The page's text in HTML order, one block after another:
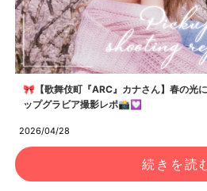
2026/04/28
🎀【歌舞伎町『ARC』カナさん】春の光
ップグラビア撮影レポ📸💟
続きを読